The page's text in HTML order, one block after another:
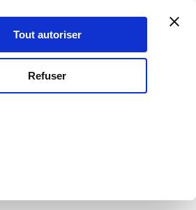
Tout autoriser
Refuser
Se connecter